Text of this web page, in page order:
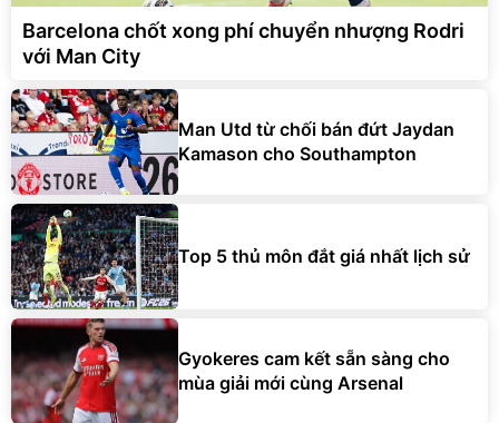
Barcelona chốt xong phí chuyển nhượng Rodri
với Man City
Man Utd từ chối bán đứt Jaydan
Kamason cho Southampton
Top 5 thủ môn đắt giá nhất lịch sử
Gyokeres cam kết sẵn sàng cho
mùa giải mới cùng Arsenal